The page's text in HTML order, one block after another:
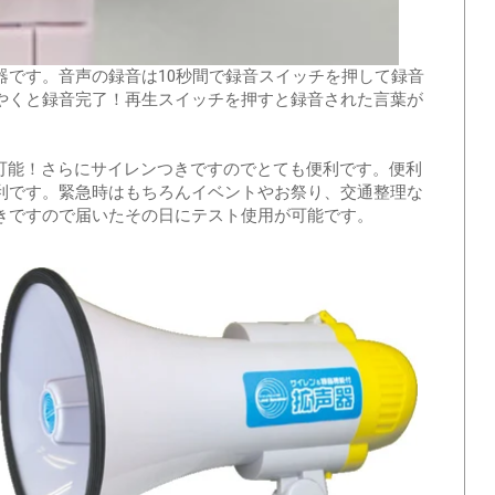
す。音声の録音は10秒間で録音スイッチを押して録音
と録音完了！再生スイッチを押すと録音された言葉が
！さらにサイレンつきですのでとても便利です。便利
す。緊急時はもちろんイベントやお祭り、交通整理な
すので届いたその日にテスト使用が可能です。